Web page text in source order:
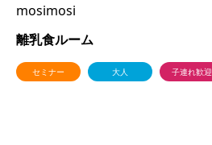
mosimosi
離乳食ルーム
セミナー 大人 子連れ歓迎